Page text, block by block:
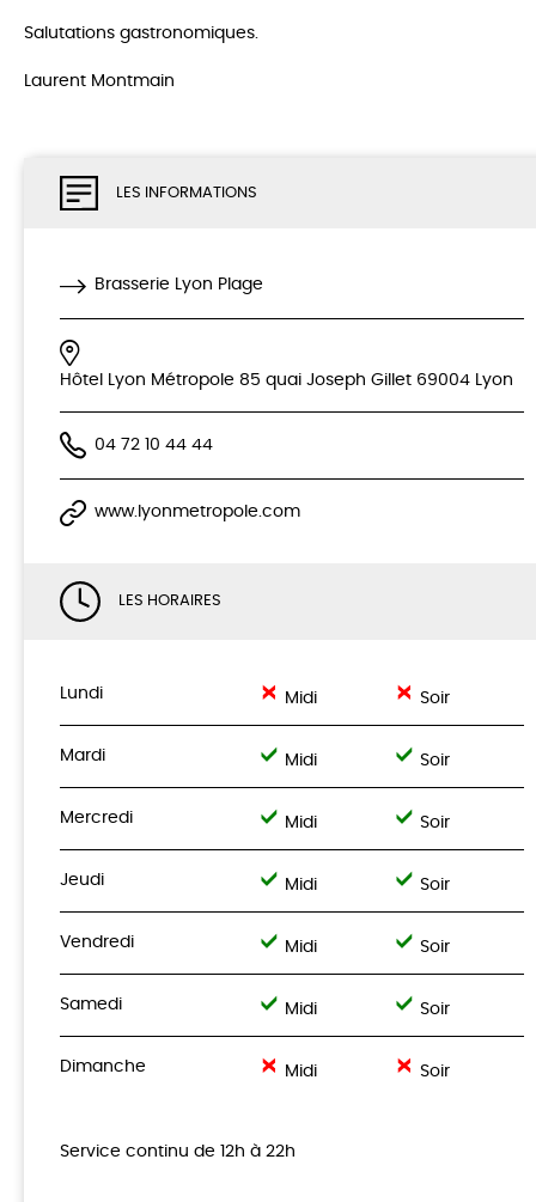
LES INFORMATIONS
Brasserie Lyon Plage
Hôtel Lyon Métropole 85 quai Joseph Gillet 69004 Lyon
04 72 10 44 44
www.lyonmetropole.com
LES HORAIRES
Lundi Midi Soir
Mardi Midi Soir
Mercredi Midi Soir
Jeudi Midi Soir
Vendredi Midi Soir
Samedi Midi Soir
Dimanche Midi Soir
Service continu de 12h à 22h
Salutations gastronomiques.
Laurent Montmain